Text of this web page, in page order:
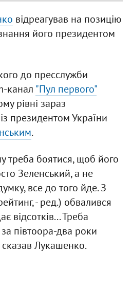
відреагував на позицію
його президентом
до пресслужби
канал "Пул первого"
рівні зараз
президентом України
.
треба боятися, щоб його
Зеленський, а не
все до того йде. З
- ред.) обвалився
відсотків... Треба
півтоора-два роки
сказав Лукашенко.